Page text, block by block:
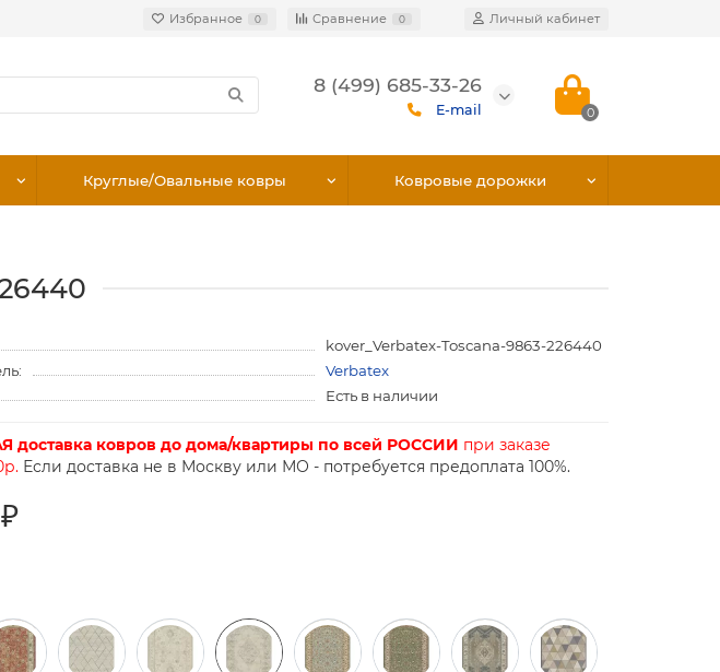
Избранное 0 Сравнение 0 Личный кабинет
8 (499) 685-33-26
E-mail 0
Круглые/Овальные ковры Ковровые дорожки
kover_Verbatex-Toscana-9863-226440
Verbatex
Есть в наличии
доставка ковров до дома/квартиры по всей РОССИИ при заказе
Если доставка не в Москву или МО - потребуется предоплата 100%.